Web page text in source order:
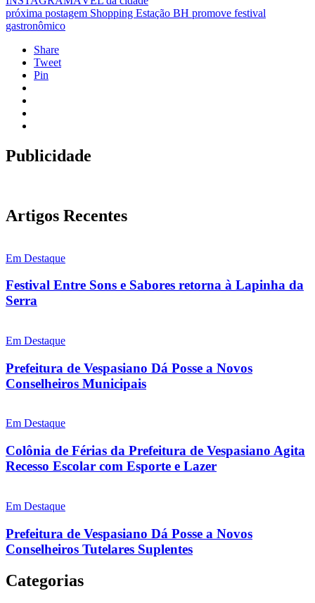
próxima postagem Shopping Estação BH promove festival
gastronômico
Share
Tweet
Pin
Publicidade
Artigos Recentes
Em Destaque
Festival Entre Sons e Sabores retorna à Lapinha da
Serra
Em Destaque
Prefeitura de Vespasiano Dá Posse a Novos
Conselheiros Municipais
Em Destaque
Colônia de Férias da Prefeitura de Vespasiano Agita
Recesso Escolar com Esporte e Lazer
Em Destaque
Prefeitura de Vespasiano Dá Posse a Novos
Conselheiros Tutelares Suplentes
Categorias